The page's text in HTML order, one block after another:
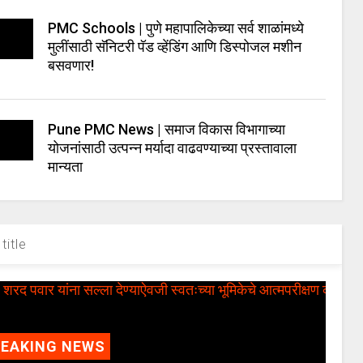
PMC Schools | पुणे महापालिकेच्या सर्व शाळांमध्ये
मुलींसाठी सॅनिटरी पॅड व्हेंडिंग आणि डिस्पोजल मशीन
बसवणार!
Pune PMC News | समाज विकास विभागाच्या
योजनांसाठी उत्पन्न मर्यादा वाढवण्याच्या प्रस्तावाला
मान्यता
NEWS